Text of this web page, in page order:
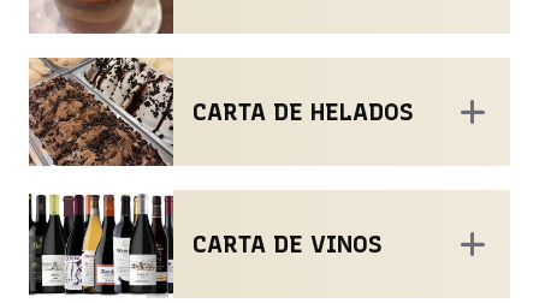
CARTA DE HELADOS
CARTA DE VINOS